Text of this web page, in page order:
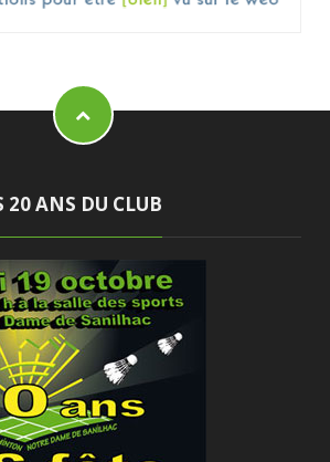
20 ANS DU CLUB